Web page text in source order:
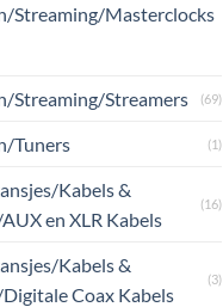
Streaming/Masterclocks
Streaming/Streamers (69)
Tuners (1)
Kabels &
en XLR Kabels
(16)
Kabels &
Coax Kabels
(3)